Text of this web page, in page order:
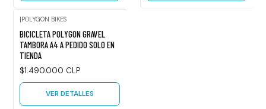
|POLYGON BIKES
BICICLETA POLYGON GRAVEL
TAMBORA A4 A PEDIDO SOLO EN
TIENDA
$1.490.000 CLP
VER DETALLES